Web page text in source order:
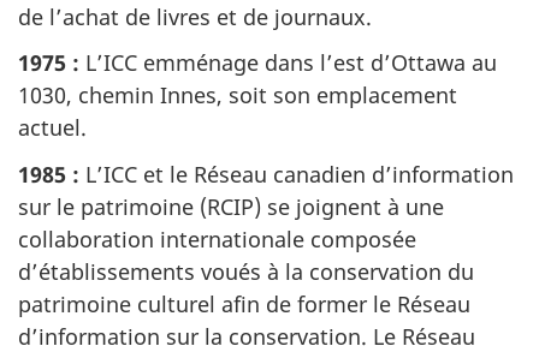
de l’achat de livres et de journaux.
1975 : L’ICC emménage dans l’est d’Ottawa au
1030, chemin Innes, soit son emplacement
actuel.
1985 : L’ICC et le Réseau canadien d’information
sur le patrimoine (RCIP) se joignent à une
collaboration internationale composée
d’établissements voués à la conservation du
patrimoine culturel afin de former le Réseau
d’information sur la conservation. Le Réseau